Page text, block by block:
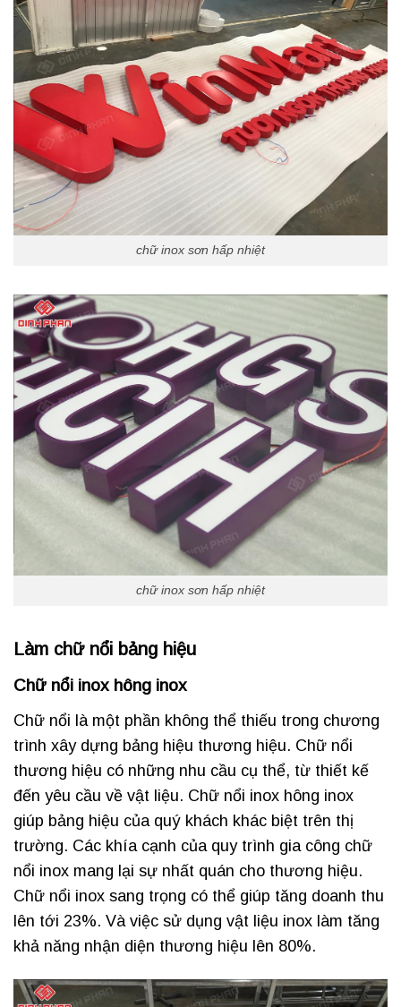
chữ inox sơn hấp nhiệt
chữ inox sơn hấp nhiệt
Làm chữ nổi bảng hiệu
Chữ nổi inox hông inox
Chữ nổi là một phần không thể thiếu trong chương
trình xây dựng bảng hiệu thương hiệu. Chữ nổi
thương hiệu có những nhu cầu cụ thể, từ thiết kế
đến yêu cầu về vật liệu. Chữ nổi inox hông inox
giúp bảng hiệu của quý khách khác biệt trên thị
trường. Các khía cạnh của quy trình gia công chữ
nổi inox mang lại sự nhất quán cho thương hiệu.
Chữ nổi inox sang trọng có thể giúp tăng doanh thu
lên tới 23%. Và việc sử dụng vật liệu inox làm tăng
khả năng nhận diện thương hiệu lên 80%.